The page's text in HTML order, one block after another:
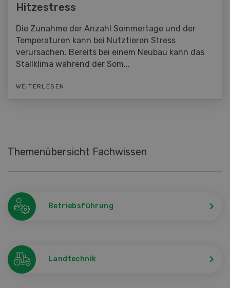
Hitzestress
Die Zunahme der Anzahl Sommertage und der
Temperaturen kann bei Nutztieren Stress
verursachen. Bereits bei einem Neubau kann das
Stallklima während der Som...
WEITERLESEN
Themenübersicht Fachwissen
Betriebsführung
Landtechnik